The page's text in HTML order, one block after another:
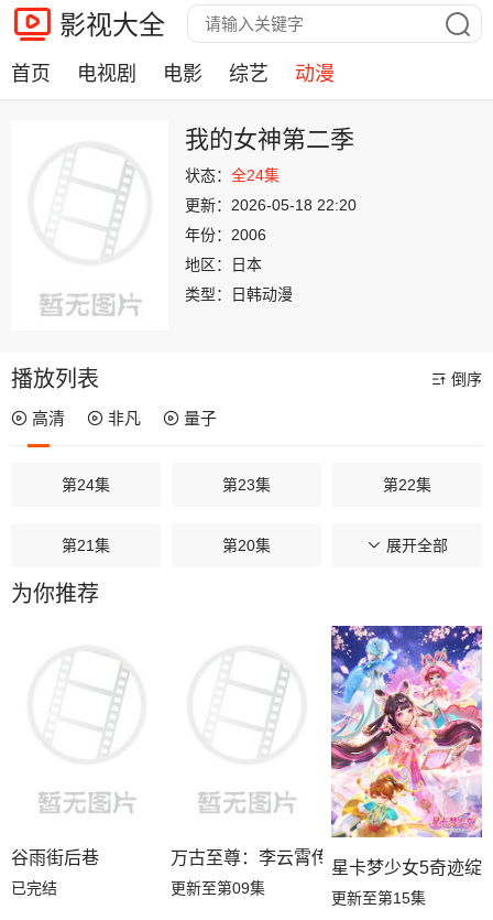
影视大全
首页 电视剧 电影 综艺 动漫
我的女神第二季
状态： 全24集
更新： 2026-05-18 22:20
年份： 2006
地区：
日本
类型：
日韩动漫
播放列表 倒序
高清 非凡 量子
第24集 第23集 第22集
第21集 第20集 第19集
第18集
第13集
第12集 第11集 第10集
第09集 第08集 第07集
第06集 第05集
第01集
展开全部
为你推荐
谷雨街后巷
已完结
万古至尊：李云霄传
更新至第09集
星卡梦少女5奇迹绽
更新至第15集